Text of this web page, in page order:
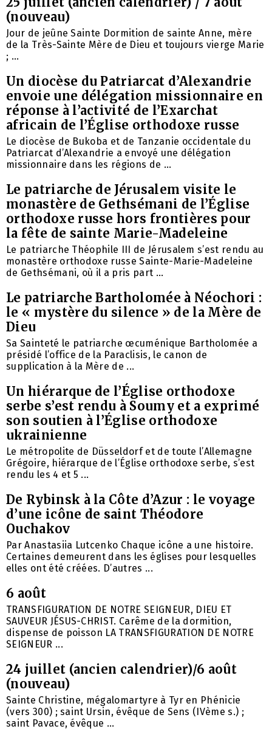
(nouveau)
Jour de jeûne Sainte Dormition de sainte Anne, mère
de la Très-Sainte Mère de Dieu et toujours vierge Marie
; ...
Un diocèse du Patriarcat d’Alexandrie
envoie une délégation missionnaire en
réponse à l’activité de l’Exarchat
africain de l’Église orthodoxe russe
Le diocèse de Bukoba et de Tanzanie occidentale du
Patriarcat d’Alexandrie a envoyé une délégation
missionnaire dans les régions de ...
Le patriarche de Jérusalem visite le
monastère de Gethsémani de l’Église
orthodoxe russe hors frontières pour
la fête de sainte Marie-Madeleine
Le patriarche Théophile III de Jérusalem s’est rendu au
monastère orthodoxe russe Sainte-Marie-Madeleine
de Gethsémani, où il a pris part ...
Le patriarche Bartholomée à Néochori :
le « mystère du silence » de la Mère de
Dieu
Sa Sainteté le patriarche œcuménique Bartholomée a
présidé l’office de la Paraclisis, le canon de
supplication à la Mère de ...
Un hiérarque de l’Église orthodoxe
serbe s’est rendu à Soumy et a exprimé
son soutien à l’Église orthodoxe
ukrainienne
Le métropolite de Düsseldorf et de toute l’Allemagne
Grégoire, hiérarque de l’Église orthodoxe serbe, s’est
rendu les 4 et 5 ...
De Rybinsk à la Côte d’Azur : le voyage
d’une icône de saint Théodore
Ouchakov
Par Anastasiia Lutcenko Chaque icône a une histoire.
Certaines demeurent dans les églises pour lesquelles
elles ont été créées. D’autres ...
6 août
TRANSFIGURATION DE NOTRE SEIGNEUR, DIEU ET
SAUVEUR JÉSUS-CHRIST. Carême de la dormition,
dispense de poisson LA TRANSFIGURATION DE NOTRE
SEIGNEUR ...
24 juillet (ancien calendrier)/6 août
(nouveau)
Sainte Christine, mégalomartyre à Tyr en Phénicie
(vers 300) ; saint Ursin, évêque de Sens (IVème s.) ;
saint Pavace, évêque ...